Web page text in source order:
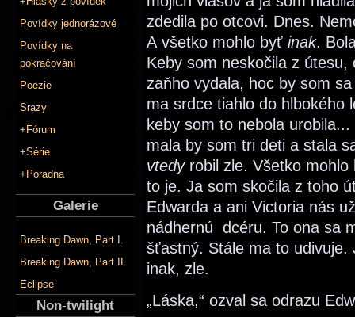
Povídky jednorázové
Povídky na
pokračování
Poezie
Srazy
+Fórum
+Série
+Poradna
Galerie
Breaking Dawn, Part I.
Breaking Dawn, Part II.
Eclipse
Non-twilight
zdedila po otcovi. Dnes.
A všetko mohlo byť inak.
Keby som neskočila z
zaňho vydala, hoc by som
ma srdce tiahlo do hlbokého
keby som to nebola
mala by som tri deti a stala
vtedyrobil zle. Všetko
to je. Ja som skočila z toho
Edwarda a ani Victoria nás
nádhernú dcéru. To ona sa
šťastný. Stále ma to
inak, zle.
„Láska,“ ozval sa odrazu